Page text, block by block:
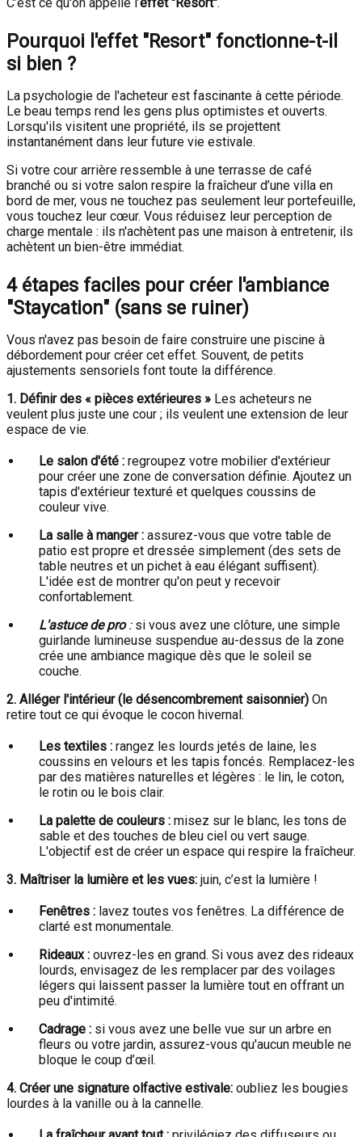
Pourquoi l'effet "Resort" fonctionne-t-il
si bien ?
La psychologie de l'acheteur est fascinante à cette période.
Le beau temps rend les gens plus optimistes et ouverts.
Lorsqu'ils visitent une propriété, ils se projettent
instantanément dans leur future vie estivale.
Si votre cour arrière ressemble à une terrasse de café
branché ou si votre salon respire la fraîcheur d’une villa en
bord de mer, vous ne touchez pas seulement leur portefeuille,
vous touchez leur cœur. Vous réduisez leur perception de
charge mentale : ils n'achètent pas une maison à entretenir, ils
achètent un bien-être immédiat.
4 étapes faciles pour créer l'ambiance
"Staycation" (sans se ruiner)
Vous n'avez pas besoin de faire construire une piscine à
débordement pour créer cet effet. Souvent, de petits
ajustements sensoriels font toute la différence.
1. Définir des « pièces extérieures » Les acheteurs ne
veulent plus juste une cour ; ils veulent une extension de leur
espace de vie.
Le salon d'été : regroupez votre mobilier d'extérieur
pour créer une zone de conversation définie. Ajoutez un
tapis d'extérieur texturé et quelques coussins de
couleur vive.
La salle à manger : assurez-vous que votre table de
patio est propre et dressée simplement (des sets de
table neutres et un pichet à eau élégant suffisent).
L'idée est de montrer qu'on peut y recevoir
confortablement.
L'astuce de pro:si vous avez une clôture, une simple
guirlande lumineuse suspendue au-dessus de la zone
crée une ambiance magique dès que le soleil se
couche.
2. Alléger l'intérieur (le désencombrement saisonnier) On
retire tout ce qui évoque le cocon hivernal.
Les textiles : rangez les lourds jetés de laine, les
coussins en velours et les tapis foncés. Remplacez-les
par des matières naturelles et légères : le lin, le coton,
le rotin ou le bois clair.
La palette de couleurs : misez sur le blanc, les tons de
sable et des touches de bleu ciel ou vert sauge.
L'objectif est de créer un espace qui respire la fraîcheur.
3. Maîtriser la lumière et les vues: juin, c’est la lumière !
Fenêtres : lavez toutes vos fenêtres. La différence de
clarté est monumentale.
Rideaux : ouvrez-les en grand. Si vous avez des rideaux
lourds, envisagez de les remplacer par des voilages
légers qui laissent passer la lumière tout en offrant un
peu d'intimité.
Cadrage : si vous avez une belle vue sur un arbre en
fleurs ou votre jardin, assurez-vous qu'aucun meuble ne
bloque le coup d’œil.
4. Créer une signature olfactive estivale: oubliez les bougies
lourdes à la vanille ou à la cannelle.